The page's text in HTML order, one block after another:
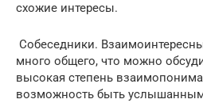
схожие интересы.
Собеседники.
много общего, что можно
высокая степень
возможность быть